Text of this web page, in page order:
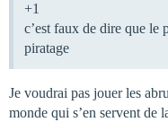
+1
c’est faux de dire que le
piratage
Je voudrai pas jouer les
monde qui s’en servent de